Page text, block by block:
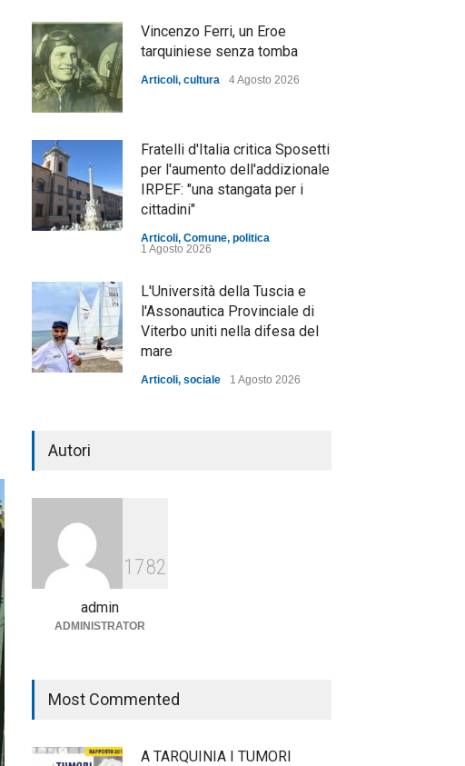
Vincenzo Ferri, un Eroe
tarquiniese senza tomba
Articoli, cultura 4 Agosto 2026
Fratelli d'Italia critica Sposetti
per l'aumento dell'addizionale
IRPEF: "una stangata per i
cittadini"
Articoli, Comune, politica
1 Agosto 2026
L'Università della Tuscia e
l'Assonautica Provinciale di
Viterbo uniti nella difesa del
mare
Articoli, sociale 1 Agosto 2026
arrivano i pagamenti PAC, la
soddisfazione del Ministro
ambiente
Autori
1782
admin
ADMINISTRATOR
Most Commented
A TARQUINIA I TUMORI